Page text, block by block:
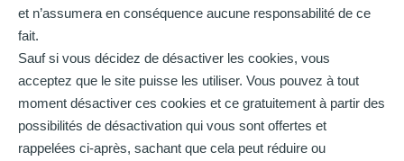
et n’assumera en conséquence aucune responsabilité de ce
fait.
Sauf si vous décidez de désactiver les cookies, vous
acceptez que le site puisse les utiliser. Vous pouvez à tout
moment désactiver ces cookies et ce gratuitement à partir des
possibilités de désactivation qui vous sont offertes et
rappelées ci-après, sachant que cela peut réduire ou